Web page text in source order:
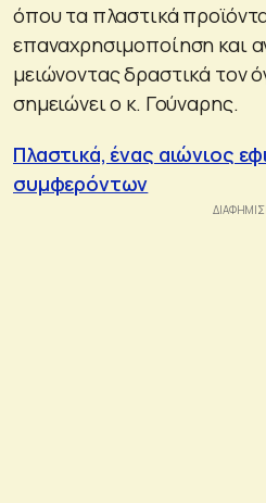
όπου τα πλαστικά
επαναχρησιμοποίηση και
μειώνοντας δραστικά τον
σημειώνει ο κ. Γούναρης.
Πλαστικά, ένας αιώνιος
συμφερόντων